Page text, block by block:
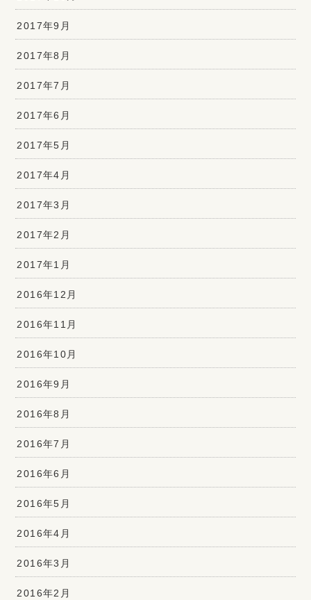
2017年9月
2017年8月
2017年7月
2017年6月
2017年5月
2017年4月
2017年3月
2017年2月
2017年1月
2016年12月
2016年11月
2016年10月
2016年9月
2016年8月
2016年7月
2016年6月
2016年5月
2016年4月
2016年3月
2016年2月